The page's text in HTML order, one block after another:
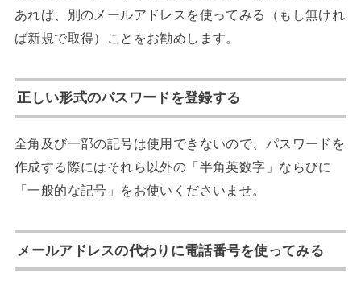
あれば、別のメールアドレスを使ってみる（もし無けれ
ば新規で取得）ことをお勧めします。
正しい形式のパスワードを登録する
全角及び一部の記号は使用できないので、パスワードを
作成する際にはそれら以外の「半角英数字」ならびに
「一般的な記号」をお使いくださいませ。
メールアドレスの代わりに電話番号を使ってみる